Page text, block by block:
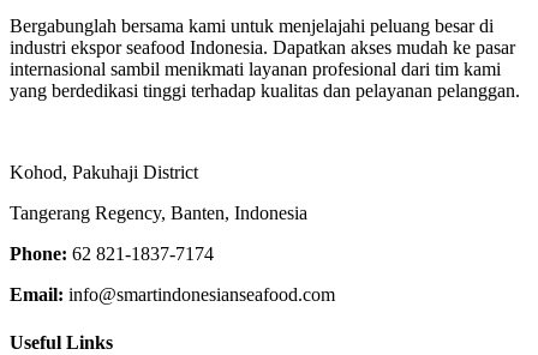
Bergabunglah bersama kami untuk menjelajahi peluang besar di
industri ekspor seafood Indonesia. Dapatkan akses mudah ke pasar
internasional sambil menikmati layanan profesional dari tim kami
yang berdedikasi tinggi terhadap kualitas dan pelayanan pelanggan.
Kohod, Pakuhaji District
Tangerang Regency, Banten, Indonesia
Phone: 62 821-1837-7174
Email: info@smartindonesianseafood.com
Useful Links